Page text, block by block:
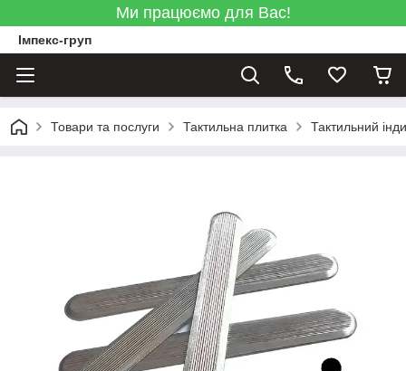
Ми працюємо для Вас!
Імпекс-груп
Товари та послуги Тактильна плитка Тактильний